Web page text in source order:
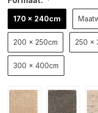
170 x 240cm
200 x 250cm 250 x
300 x 400cm